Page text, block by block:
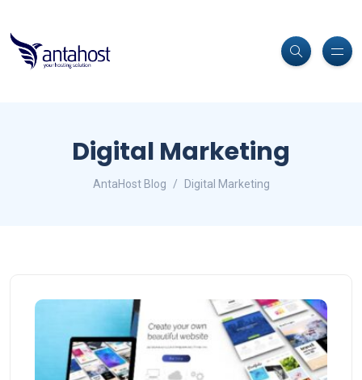
Digital Marketing
AntaHost Blog Digital Marketing